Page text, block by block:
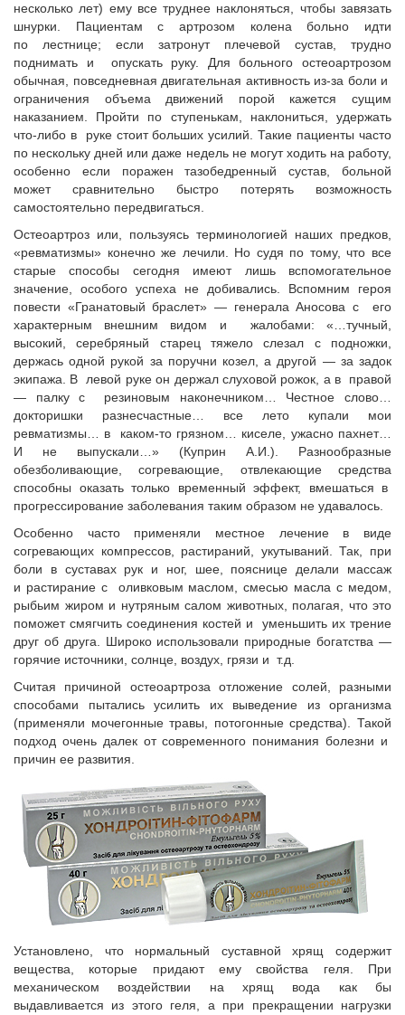
несколько лет) ему все труднее наклоняться, чтобы завязать
шнурки. Пациентам с артрозом колена больно идти
по лестнице; если затронут плечевой сустав, трудно
поднимать и опускать руку. Для больного остеоартрозом
обычная, повседневная двигательная активность из-за боли и
ограничения объема движений порой кажется сущим
наказанием. Пройти по ступенькам, наклониться, удержать
что-либо в руке стоит больших усилий. Такие пациенты часто
по нескольку дней или даже недель не могут ходить на работу,
особенно если поражен тазобедренный сустав, больной
может сравнительно быстро потерять возможность
самостоятельно передвигаться.
Остеоартроз или, пользуясь терминологией наших предков,
«ревматизмы» конечно же лечили. Но судя по тому, что все
старые способы сегодня имеют лишь вспомогательное
значение, особого успеха не добивались. Вспомним героя
повести «Гранатовый браслет» — генерала Аносова с его
характерным внешним видом и жалобами: «…тучный,
высокий, серебряный старец тяжело слезал с подножки,
держась одной рукой за поручни козел, а другой — за задок
экипажа. В левой руке он держал слуховой рожок, а в правой
— палку с резиновым наконечником… Честное слово…
докторишки разнесчастные… все лето купали мои
ревматизмы… в каком-то грязном… киселе, ужасно пахнет…
И не выпускали…» (Куприн А.И.). Разнообразные
обезболивающие, согревающие, отвлекающие средства
способны оказать только временный эффект, вмешаться в
прогрессирование заболевания таким образом не удавалось.
Особенно часто применяли местное лечение в виде
согревающих компрессов, растираний, укутываний. Так, при
боли в суставах рук и ног, шее, пояснице делали массаж
и растирание с оливковым маслом, смесью масла с медом,
рыбьим жиром и нутряным салом животных, полагая, что это
поможет смягчить соединения костей и уменьшить их трение
друг об друга. Широко использовали природные богатства —
горячие источники, солнце, воздух, грязи и т.д.
Считая причиной остеоартроза отложение солей, разными
способами пытались усилить их выведение из организма
(применяли мочегонные травы, потогонные средства). Такой
подход очень далек от современного понимания болезни и
причин ее развития.
Установлено, что нормальный суставной хрящ содержит
вещества, которые придают ему свойства геля. При
механическом воздействии на хрящ вода как бы
выдавливается из этого геля, а при прекращении нагрузки